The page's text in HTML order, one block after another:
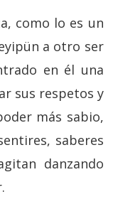
como lo es un
a otro ser
en él una
sus respetos y
más sabio,
saberes
danzando